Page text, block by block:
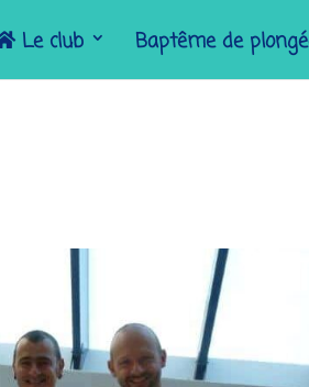
Le club Baptême de